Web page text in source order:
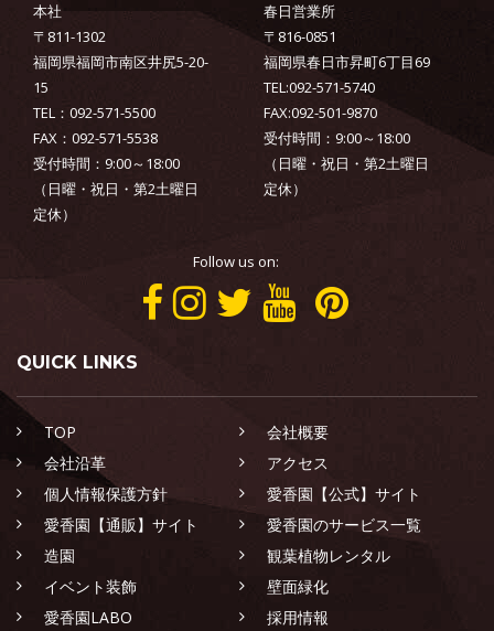
本社
〒811-1302
福岡県福岡市南区井尻5-20-
15
TEL：092-571-5500
FAX：092-571-5538
受付時間：9:00～18:00
（日曜・祝日・第2土曜日
定休）
春日営業所
〒816-0851
福岡県春日市昇町6丁目69
TEL:092-571-5740
FAX:092-501-9870
受付時間：9:00～18:00
（日曜・祝日・第2土曜日
定休）
Follow us on:
QUICK LINKS
TOP
会社概要
会社沿革
アクセス
個人情報保護方針
愛香園【公式】サイト
愛香園【通販】サイト
愛香園のサービス一覧
造園
観葉植物レンタル
イベント装飾
壁面緑化
愛香園LABO
採用情報